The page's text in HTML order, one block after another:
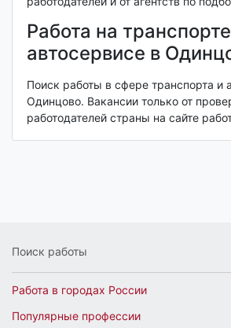
Работа на
автосервисе в
Поиск работы в сфере транспорта и
Одинцово. Вакансии только от
работодателей страны на сайте
Поиск работы
Работа в городах России
Популярные профессии